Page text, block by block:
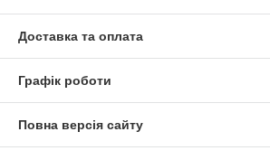
Доставка та оплата
Графік роботи
Повна версія сайту